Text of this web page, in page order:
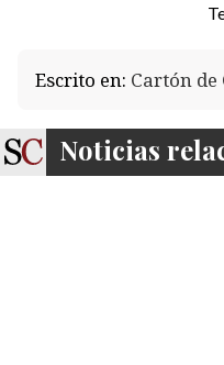
Escrito en: Cartón de
Noticias